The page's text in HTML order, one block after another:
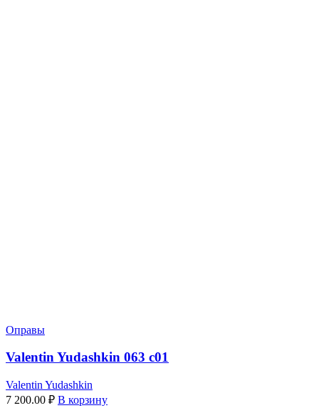
Оправы
Valentin Yudashkin 063 c01
Valentin Yudashkin
7 200.00 ₽ В корзину